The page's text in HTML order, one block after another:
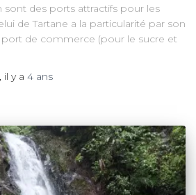
sont des ports attractifs pour les
de Tartane a la particularité par son
port de commerce (pour le sucre et
, il y a 4 ans